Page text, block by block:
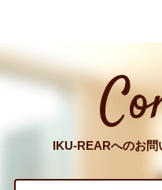
IKU-REARへのお問